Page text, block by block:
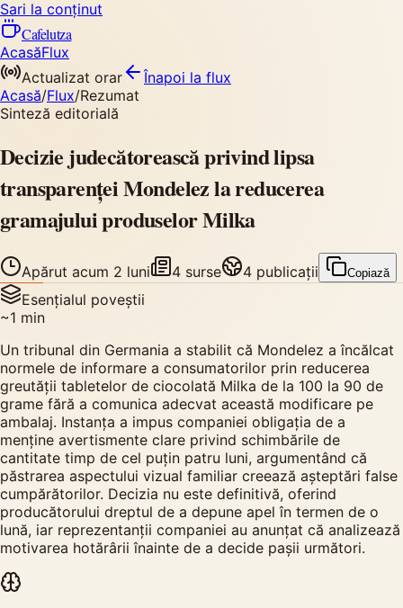
Sari la conținut
Cafelutza
AcasăFlux
Actualizat orar
Înapoi la flux
Acasă/Flux/Rezumat
Sinteză editorială
Decizie judecătorească privind lipsa
transparenței Mondelez la reducerea
gramajului produselor Milka
Apărut acum 2 luni 4 surse 4 publicații Copiază
Esențialul poveștii
~1 min
Un tribunal din Germania a stabilit că Mondelez a încălcat
normele de informare a consumatorilor prin reducerea
greutății tabletelor de ciocolată Milka de la 100 la 90 de
grame fără a comunica adecvat această modificare pe
ambalaj. Instanța a impus companiei obligația de a
menține avertismente clare privind schimbările de
cantitate timp de cel puțin patru luni, argumentând că
păstrarea aspectului vizual familiar creează așteptări false
cumpărătorilor. Decizia nu este definitivă, oferind
producătorului dreptul de a depune apel în termen de o
lună, iar reprezentanții companiei au anunțat că analizează
motivarea hotărârii înainte de a decide pașii următori.